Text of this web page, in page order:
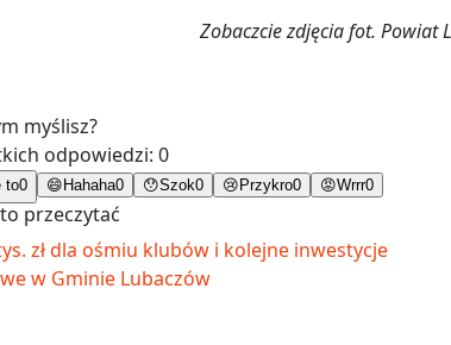
Zobaczcie zdjęcia fot. Powiat
myślisz?
odpowiedzi: 0
to0 😄 Hahaha0 😯Szok0 😢 Przykro0 😡Wrrr0
przeczytać